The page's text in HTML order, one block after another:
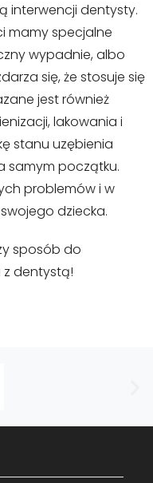
interwencji dentysty.
mamy specjalne
wypadnie, albo
się, że stosuje się
jest również
lakowania i
stanu uzębienia
samym początku.
problemów i w
dziecka.
sposób do
dentystą!